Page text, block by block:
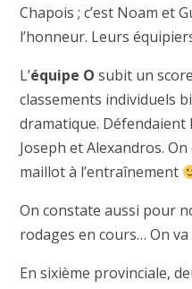
Chapois ; c’est Noam et
l’honneur. Leurs
L’équipe O subit un
classements individuels
dramatique. Défendaient
Joseph et Alexandros.
maillot à l’entraînement
On constate aussi pour
rodages en cours… On va
En sixième provinciale,